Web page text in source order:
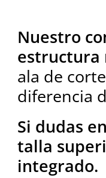
Nuestro
estructura
ala de
diferencia
Si dudas
talla
integrado.